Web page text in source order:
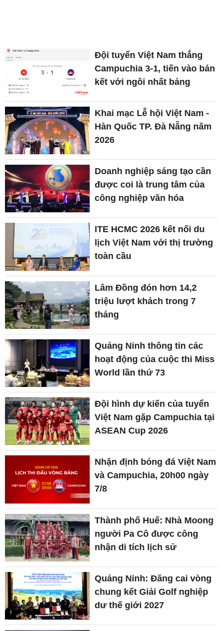
Đội tuyển Việt Nam thắng
Campuchia 3-1, tiến vào bán
kết với ngôi nhất bảng
Khai mạc Lễ hội Việt Nam -
Hàn Quốc TP. Đà Nẵng năm
2026
Doanh nghiệp sáng tạo cần
được coi là trung tâm của
công nghiệp văn hóa
ITE HCMC 2026 kết nối du
lịch Việt Nam với thị trường
toàn cầu
Lâm Đồng đón hơn 14,2
triệu lượt khách trong 7
tháng
Quảng Ninh thông tin các
hoạt động của cuộc thi Miss
World lần thứ 73
Đội hình dự kiến của tuyển
Việt Nam gặp Campuchia tại
ASEAN Cup 2026
Nhận định bóng đá Việt Nam
và Campuchia, 20h00 ngày
7/8
Thành phố Huế: Nhà Moong
người Pa Cô được công
nhận di tích lịch sử
Quảng Ninh: Đăng cai vòng
chung kết Giải Golf nghiệp
dư thế giới 2027